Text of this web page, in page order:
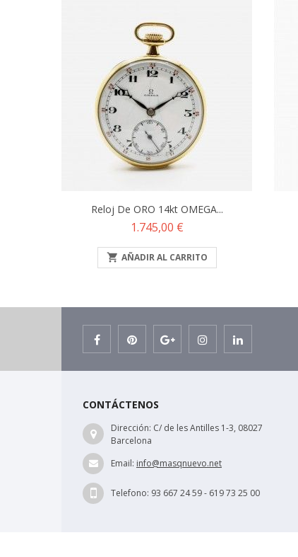
Reloj De ORO 14kt OMEGA...
Precio
1.745,00 €
 AÑADIR AL CARRITO
CONTÁCTENOS
Dirección: C/ de les Antilles 1-3, 08027
Barcelona
Email: info@masqnuevo.net
Telefono: 93 667 24 59 - 619 73 25 00